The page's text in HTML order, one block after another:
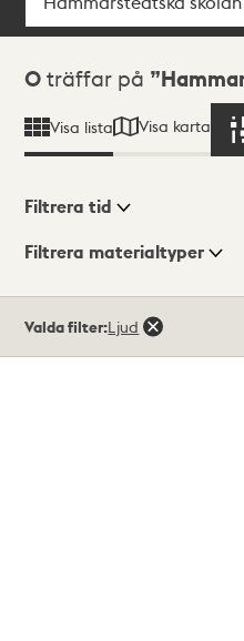
Sökresultat
0 träffar på
Visa lista Visa karta
Visningsläge
Filtrera tid
Filtrera materialtyper
träffar
Valda filter:Ljud